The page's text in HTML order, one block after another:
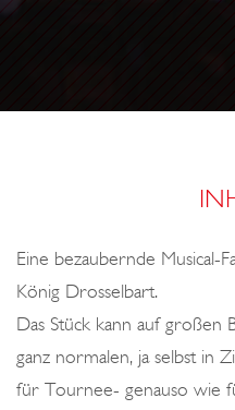
O
Eine bezaubernde Musical-
König Drosselbart.
Das Stück kann auf großen
ganz normalen, ja selbst in
für Tournee- genauso wie